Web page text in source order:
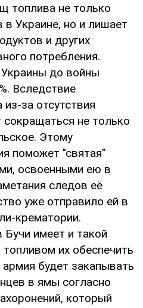
топлива не только
в Украине, но и лишает
и других
потребления.
Украины до войны
Вследствие
за отсутствия
сокращаться не только
Этому
поможет "святая"
освоенными ею в
следов её
уже отправило ей в
крематории.
Бучи имеет и такой
их обеспечить
армия будет закапывать
в ямы согласно
который